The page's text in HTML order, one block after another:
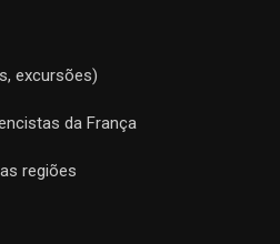
excursões)
da França
regiões